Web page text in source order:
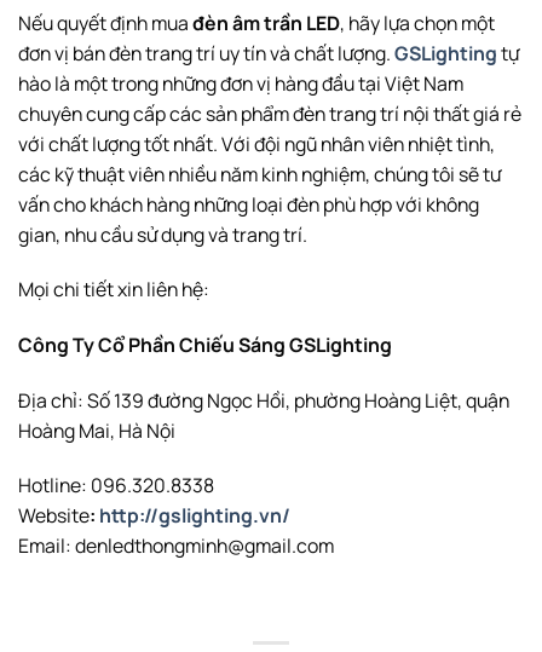
Nếu quyết định muađèn âm trần LED, hãy lựa chọn một
đơn vị bán đèn trang trí uy tín và chất lượng.GSLightingtự
hào là một trong những đơn vị hàng đầu tại Việt Nam
chuyên cung cấp các sản phẩm đèn trang trí nội thất giá rẻ
với chất lượng tốt nhất. Với đội ngũ nhân viên nhiệt tình,
các kỹ thuật viên nhiều năm kinh nghiệm, chúng tôi sẽ tư
vấn cho khách hàng những loại đèn phù hợp với không
gian, nhu cầu sử dụng và trang trí.
Mọi chi tiết xin liên hệ:
Công Ty Cổ Phần Chiếu Sáng GSLighting
Địa chỉ: Số 139 đường Ngọc Hồi, phường Hoàng Liệt, quận
Hoàng Mai, Hà Nội
Hotline: 096.320.8338
Website: http://gslighting.vn/
Email: denledthongminh@gmail.com